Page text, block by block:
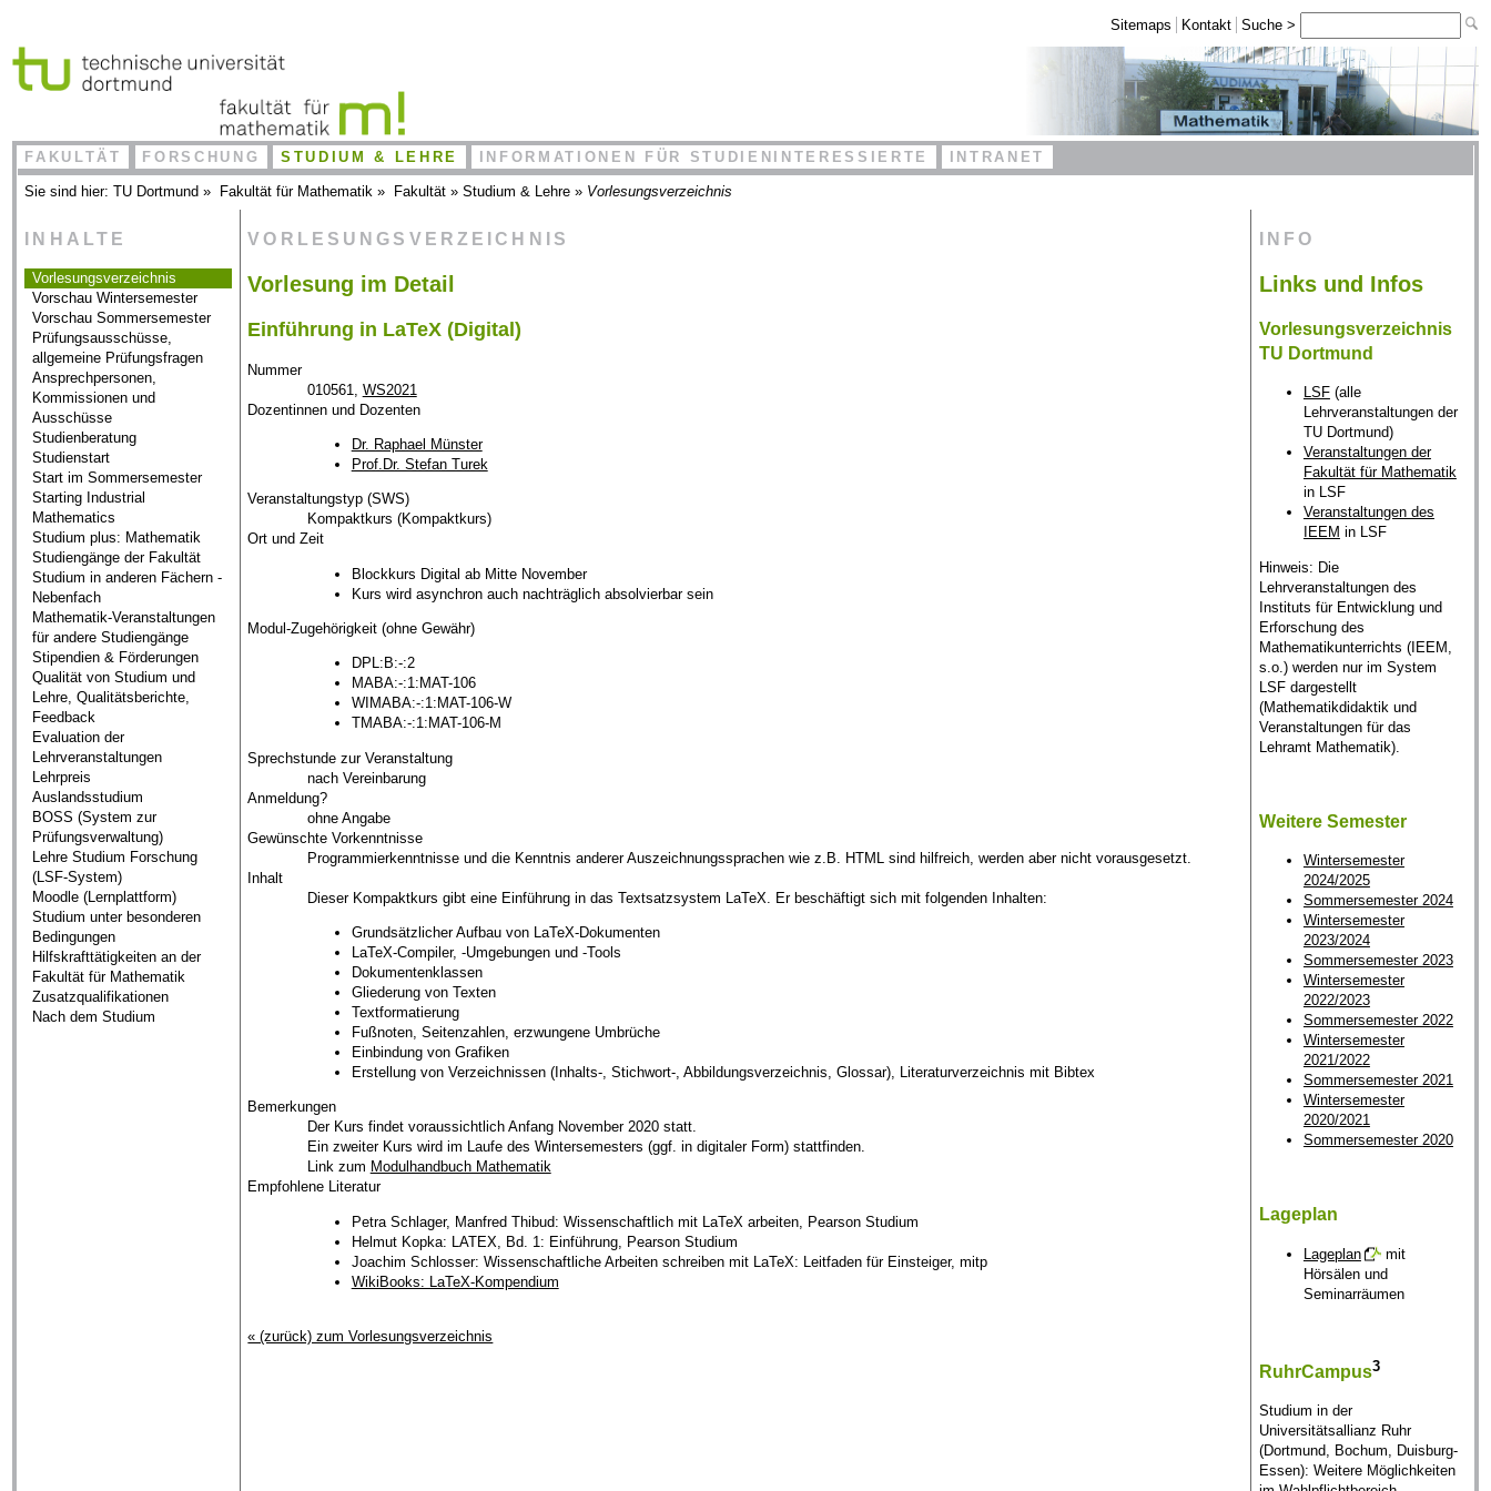
Sitemaps Kontakt Suche >
FAKULTÄT FORSCHUNG STUDIUM & LEHRE INFORMATIONEN FÜR STUDIENINTERESSIERTE INTRANET
Sie sind hier:TU Dortmund » Fakultät für Mathematik » Fakultät »Studium & Lehre » Vorlesungsverzeichnis
INHALTE
Vorlesungsverzeichnis
Vorschau Wintersemester
Vorschau Sommersemester
Prüfungsausschüsse,
allgemeine Prüfungsfragen
Ansprechpersonen,
Kommissionen und
Ausschüsse
Studienberatung
Studienstart
Start im Sommersemester
Starting Industrial
Mathematics
Studium plus: Mathematik
Studiengänge der Fakultät
Studium in anderen Fächern -
Nebenfach
Mathematik-Veranstaltungen
für andere Studiengänge
Stipendien & Förderungen
Qualität von Studium und
Lehre, Qualitätsberichte,
Feedback
Evaluation der
Lehrveranstaltungen
Lehrpreis
Auslandsstudium
BOSS (System zur
Prüfungsverwaltung)
Lehre Studium Forschung
(LSF-System)
Moodle (Lernplattform)
Studium unter besonderen
Bedingungen
Hilfskrafttätigkeiten an der
Fakultät für Mathematik
Zusatzqualifikationen
Nach dem Studium
VORLESUNGSVERZEICHNIS
Vorlesung im Detail
Einführung in LaTeX (Digital)
Nummer
010561, WS2021
Dozentinnen und Dozenten
Dr. Raphael Münster
Prof.Dr. Stefan Turek
Veranstaltungstyp (SWS)
Kompaktkurs (Kompaktkurs)
Ort und Zeit
Blockkurs Digital ab Mitte November
Kurs wird asynchron auch nachträglich absolvierbar sein
Modul-Zugehörigkeit (ohne Gewähr)
DPL:B:-:2
MABA:-:1:MAT-106
WIMABA:-:1:MAT-106-W
TMABA:-:1:MAT-106-M
Sprechstunde zur Veranstaltung
nach Vereinbarung
Anmeldung?
ohne Angabe
Gewünschte Vorkenntnisse
Programmierkenntnisse und die Kenntnis anderer Auszeichnungssprachen wie z.B. HTML sind hilfreich, werden aber nicht vorausgesetzt.
Inhalt
Dieser Kompaktkurs gibt eine Einführung in das Textsatzsystem LaTeX. Er beschäftigt sich mit folgenden Inhalten:
Grundsätzlicher Aufbau von LaTeX-Dokumenten
LaTeX-Compiler, -Umgebungen und -Tools
Dokumentenklassen
Gliederung von Texten
Textformatierung
Fußnoten, Seitenzahlen, erzwungene Umbrüche
Einbindung von Grafiken
Erstellung von Verzeichnissen (Inhalts-, Stichwort-, Abbildungsverzeichnis, Glossar), Literaturverzeichnis mit Bibtex
Bemerkungen
Der Kurs findet voraussichtlich Anfang November 2020 statt.
Ein zweiter Kurs wird im Laufe des Wintersemesters (ggf. in digitaler Form) stattfinden.
Link zum Modulhandbuch Mathematik
Empfohlene Literatur
Petra Schlager, Manfred Thibud: Wissenschaftlich mit LaTeX arbeiten, Pearson Studium
Helmut Kopka: LATEX, Bd. 1: Einführung, Pearson Studium
Joachim Schlosser: Wissenschaftliche Arbeiten schreiben mit LaTeX: Leitfaden für Einsteiger, mitp
WikiBooks: LaTeX-Kompendium
« (zurück) zum Vorlesungsverzeichnis
INFO
Links und Infos
Vorlesungsverzeichnis
TU Dortmund
LSF(alle
Lehrveranstaltungen der
TU Dortmund)
Veranstaltungen der
Fakultät für Mathematik
in LSF
Veranstaltungen des
IEEM in LSF
Hinweis: Die
Lehrveranstaltungen des
Instituts für Entwicklung und
Erforschung des
Mathematikunterrichts (IEEM,
s.o.) werden nur im System
LSF dargestellt
(Mathematikdidaktik und
Veranstaltungen für das
Lehramt Mathematik).
Weitere Semester
Wintersemester
2024/2025
Sommersemester 2024
Wintersemester
2023/2024
Sommersemester 2023
Wintersemester
2022/2023
Sommersemester 2022
Wintersemester
2021/2022
Sommersemester 2021
Wintersemester
2020/2021
Sommersemester 2020
Lageplan
Lageplan
mit
Hörsälen und
Seminarräumen
RuhrCampus3
Studium in der
Universitätsallianz Ruhr
(Dortmund, Bochum, Duisburg-
Essen): Weitere Möglichkeiten